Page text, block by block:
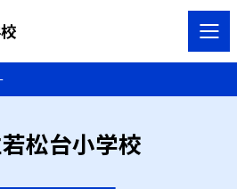
松台小学校